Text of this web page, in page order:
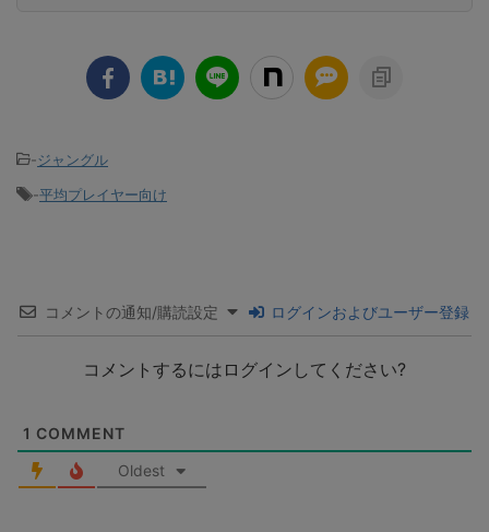
-ジャングル
-平均プレイヤー向け
コメントの通知/購読設定 ログインおよびユーザー登録
コメントするにはログインしてください?
1 COMMENT
Oldest